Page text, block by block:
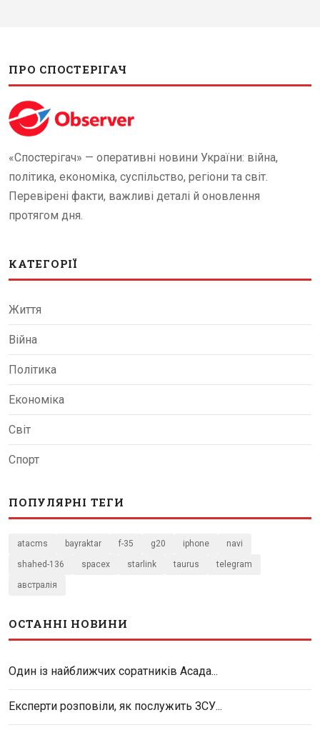
ПРО СПОСТЕРІГАЧ
«Спостерігач» — оперативні новини України: війна,
політика, економіка, суспільство, регіони та світ.
Перевірені факти, важливі деталі й оновлення
протягом дня.
КАТЕГОРІЇ
Життя
Війна
Політика
Економіка
Світ
Спорт
ПОПУЛЯРНІ ТЕГИ
atacms bayraktar f-35 g20 iphone navi
shahed-136 spacex starlink taurus telegram
австралія
ОСТАННІ НОВИНИ
Один із найближчих соратників Асада...
Експерти розповіли, як послужить ЗСУ...